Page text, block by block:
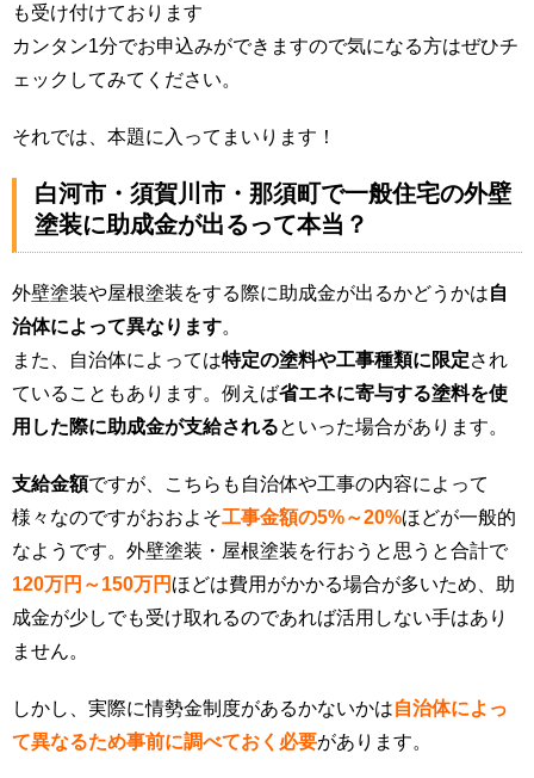
も受け付けております
カンタン1分でお申込みができますので気になる方はぜひチ
ェックしてみてください。
それでは、本題に入ってまいります！
白河市・須賀川市・那須町で一般住宅の外壁
塗装に助成金が出るって本当？
外壁塗装や屋根塗装をする際に助成金が出るかどうかは自
治体によって異なります。
また、自治体によっては特定の塗料や工事種類に限定され
ていることもあります。例えば省エネに寄与する塗料を使
用した際に助成金が支給されるといった場合があります。
支給金額ですが、こちらも自治体や工事の内容によって
様々なのですがおおよそ工事金額の5%～20%ほどが一般的
なようです。外壁塗装・屋根塗装を行おうと思うと合計で
120万円～150万円 ほどは費用がかかる場合が多いため、助
成金が少しでも受け取れるのであれば活用しない手はあり
ません。
しかし、実際に情勢金制度があるかないかは自治体によっ
て異なるため事前に調べておく必要があります。